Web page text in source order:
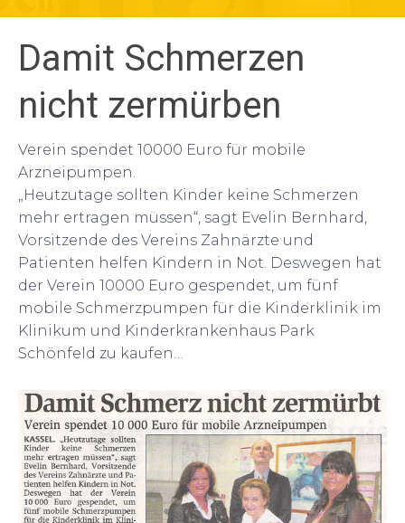
Damit Schmerzen
nicht zermürben
Verein spendet 10000 Euro für mobile
Arzneipumpen.
„Heutzutage sollten Kinder keine Schmerzen
mehr ertragen müssen“, sagt Evelin Bernhard,
Vorsitzende des Vereins Zahnärzte und
Patienten helfen Kindern in Not. Deswegen hat
der Verein 10000 Euro gespendet, um fünf
mobile Schmerzpumpen für die Kinderklinik im
Klinikum und Kinderkrankenhaus Park
Schönfeld zu kaufen…